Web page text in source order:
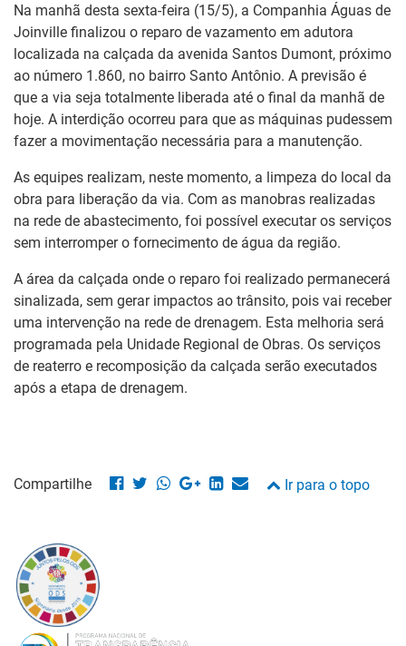
Na manhã desta sexta-feira (15/5), a Companhia Águas de
Joinville finalizou o reparo de vazamento em adutora
localizada na calçada da avenida Santos Dumont, próximo
ao número 1.860, no bairro Santo Antônio. A previsão é
que a via seja totalmente liberada até o final da manhã de
hoje. A interdição ocorreu para que as máquinas pudessem
fazer a movimentação necessária para a manutenção.
As equipes realizam, neste momento, a limpeza do local da
obra para liberação da via. Com as manobras realizadas
na rede de abastecimento, foi possível executar os serviços
sem interromper o fornecimento de água da região.
A área da calçada onde o reparo foi realizado permanecerá
sinalizada, sem gerar impactos ao trânsito, pois vai receber
uma intervenção na rede de drenagem. Esta melhoria será
programada pela Unidade Regional de Obras. Os serviços
de reaterro e recomposição da calçada serão executados
após a etapa de drenagem.
Compartilhe Ir para o topo